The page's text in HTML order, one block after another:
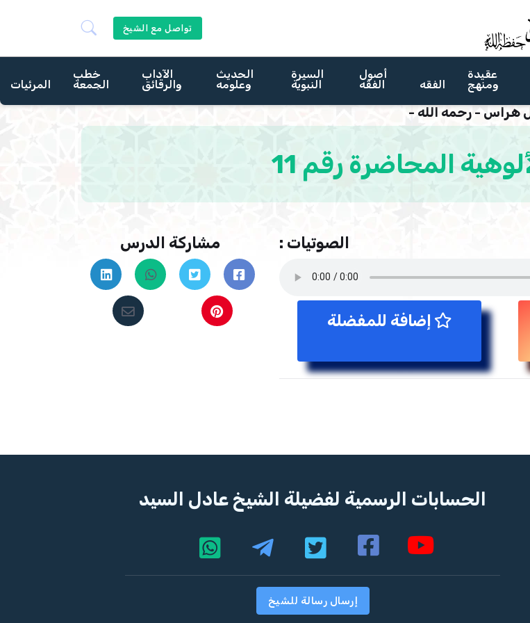
تواصل مع الشيخ
عقيدة
ومنهج الفقه
أصول
الفقه
السيرة
النبوية
الحديث
وعلومه
الآداب
والرقائق
خطب
الجمعة المرئيات
هراس - رحمه الله -
المحاضرة رقم 11
الصوتيات :
إضافة للمفضلة
مشاركة الدرس
الحسابات الرسمية لفضيلة الشيخ عادل السيد
إرسال رسالة للشيخ